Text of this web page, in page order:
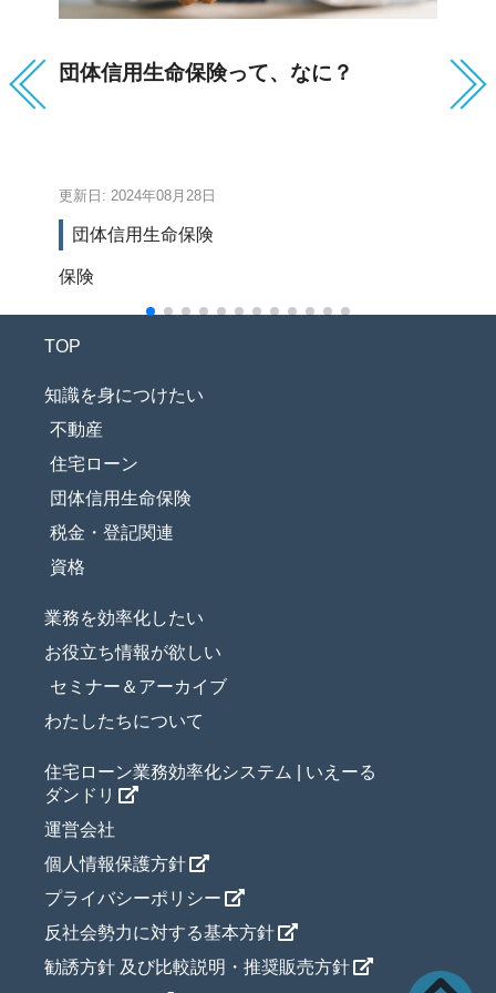
団体信用生命保険って、なに？
更新日: 2024年08月28日
団体信用生命保険
保険
急
TOP
知識を身につけたい
不動産
住宅ローン
団体信用生命保険
税金・登記関連
資格
業務を効率化したい
お役立ち情報が欲しい
セミナー＆アーカイブ
わたしたちについて
住宅ローン業務効率化システム | いえーる
ダンドリ
運営会社
個人情報保護方針
プライバシーポリシー
反社会勢力に対する基本方針
勧誘方針 及び比較説明・推奨販売方針